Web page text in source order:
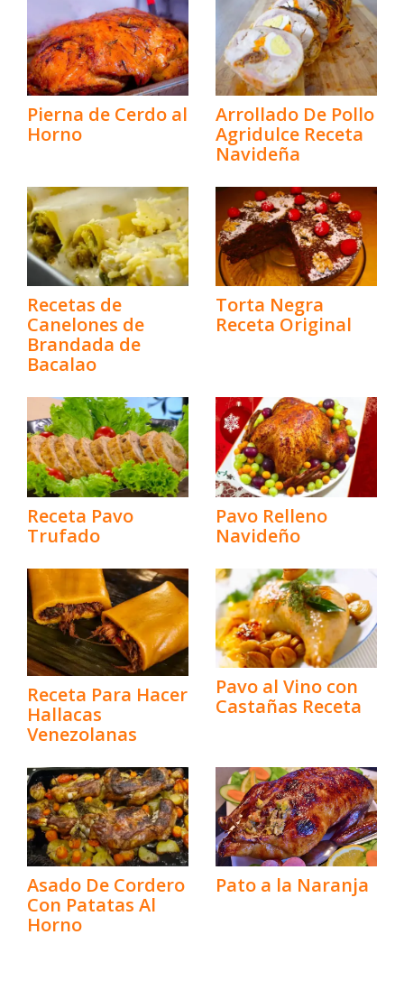
Pierna de Cerdo al
Horno
Arrollado De Pollo
Agridulce Receta
Navideña
Recetas de
Canelones de
Brandada de
Bacalao
Torta Negra
Receta Original
Receta Pavo
Trufado
Pavo Relleno
Navideño
Receta Para Hacer
Hallacas
Venezolanas
Pavo al Vino con
Castañas Receta
Asado De Cordero
Con Patatas Al
Horno
Pato a la Naranja